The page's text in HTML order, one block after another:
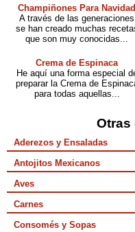
Champiñones Para Navidad
A través de las generaciones
se han creado muchas
que son muy conocidas...
Crema de Espinaca
He aquí una forma especial
preparar la Crema de
para todas aquellas...
Otras
Aderezos y Ensaladas
Antojitos Mexicanos
Aves
Carnes
Consomés y Sopas